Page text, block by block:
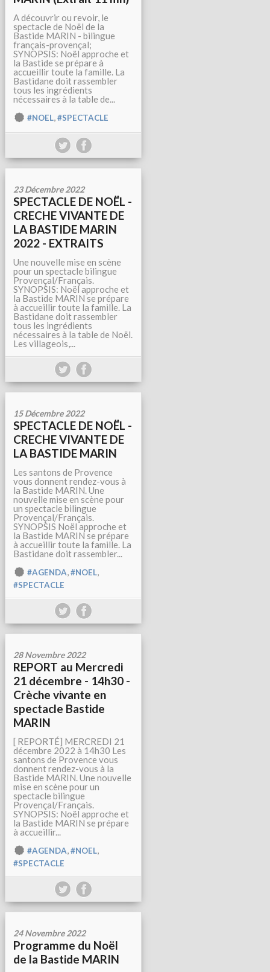
A découvrir ou revoir, le
spectacle de Noël de la
Bastide MARIN - bilingue
français-provençal;
SYNOPSIS: Noël approche et
la Bastide se prépare à
accueillir toute la famille. La
Bastidane doit rassembler
tous les ingrédients
nécessaires à la table de...
#NOEL,#SPECTACLE
23 Décembre 2022
SPECTACLE DE NOËL -
CRECHE VIVANTE DE
LA BASTIDE MARIN
2022 - EXTRAITS
Une nouvelle mise en scène
pour un spectacle bilingue
Provençal/Français.
SYNOPSIS: Noël approche et
la Bastide MARIN se prépare
à accueillir toute la famille. La
Bastidane doit rassembler
tous les ingrédients
nécessaires à la table de Noël.
Les villageois,...
15 Décembre 2022
SPECTACLE DE NOËL -
CRECHE VIVANTE DE
LA BASTIDE MARIN
Les santons de Provence
vous donnent rendez-vous à
la Bastide MARIN. Une
nouvelle mise en scène pour
un spectacle bilingue
Provençal/Français.
SYNOPSIS Noël approche et
la Bastide MARIN se prépare
à accueillir toute la famille. La
Bastidane doit rassembler...
#AGENDA,#NOEL,
#SPECTACLE
28 Novembre 2022
REPORT au Mercredi
21 décembre - 14h30 -
Crèche vivante en
spectacle Bastide
MARIN
[ REPORTÉ] MERCREDI 21
décembre 2022 à 14h30 Les
santons de Provence vous
donnent rendez-vous à la
Bastide MARIN. Une nouvelle
mise en scène pour un
spectacle bilingue
Provençal/Français.
SYNOPSIS: Noël approche et
la Bastide MARIN se prépare
à accueillir...
#AGENDA,#NOEL,
#SPECTACLE
24 Novembre 2022
Programme du Noël
de la Bastide MARIN